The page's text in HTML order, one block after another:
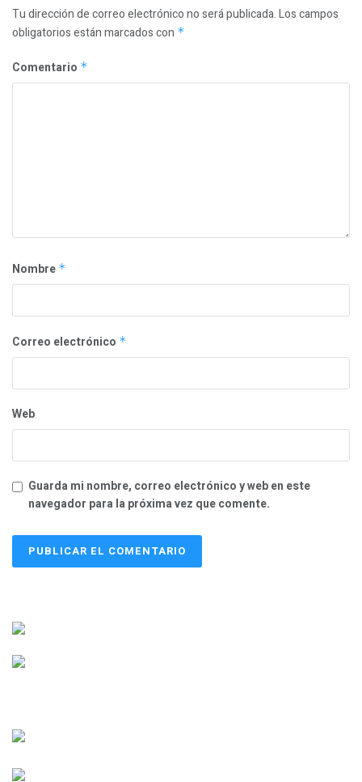
Tu dirección de correo electrónico no será publicada.Los campos
obligatorios están marcados con *
Comentario *
Nombre *
Correo electrónico *
Web
Guarda mi nombre, correo electrónico y web en este
navegador para la próxima vez que comente.